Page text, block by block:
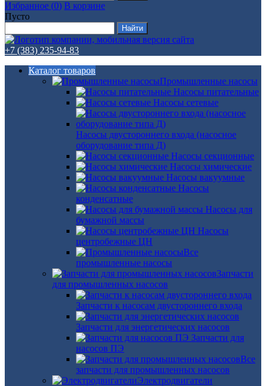
Избранное (0) В корзине
Пусто
+7 (383) 235-94-83
Каталог товаров
Промышленные насосы
Насосы питательные
Насосы сетевые
Насосы двустороннего входа (насосное
оборудование типа Д)
Насосы секционные
Насосы химические
Насосы вакуумные
Насосы
конденсатные
Насосы для
бумажной массы
Насосы
центробежные ЦН
Все
промышленные насосы
Запчасти
для промышленных насосов
Запчасти к насосам двустороннего входа
Запчасти для энергетических насосов
Запчасти для
насосов ПЭ
Все
запчасти для промышленных насосов
Электродвигатели